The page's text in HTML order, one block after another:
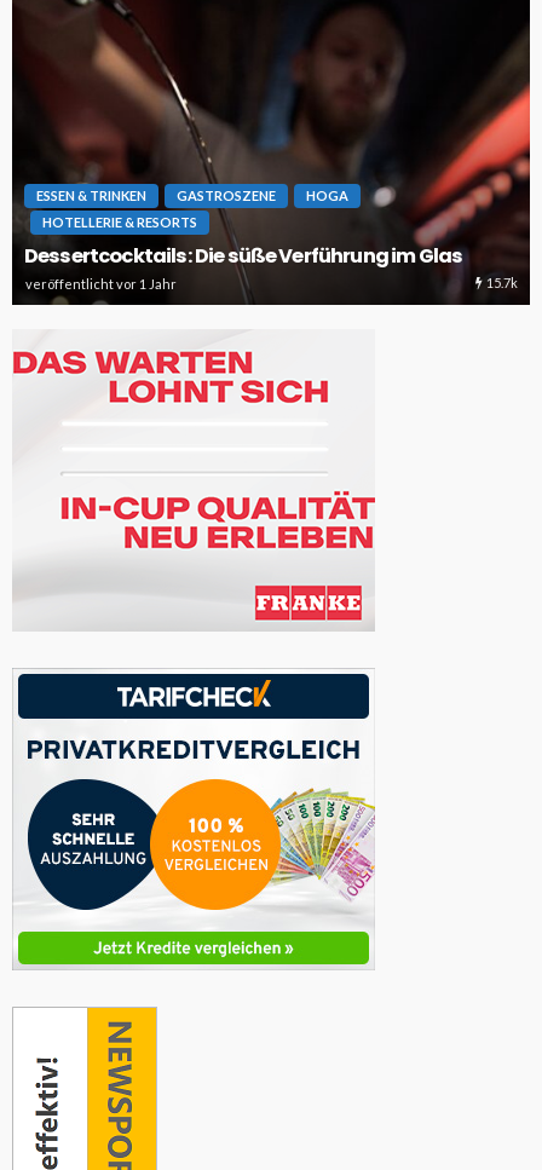
ESSEN & TRINKEN GASTROSZENE
HOGA
HOTELLERIE & RESORTS
Dessertcocktails: Die süße Verführung im Glas
veröffentlicht vor 1 Jahr 15.7k